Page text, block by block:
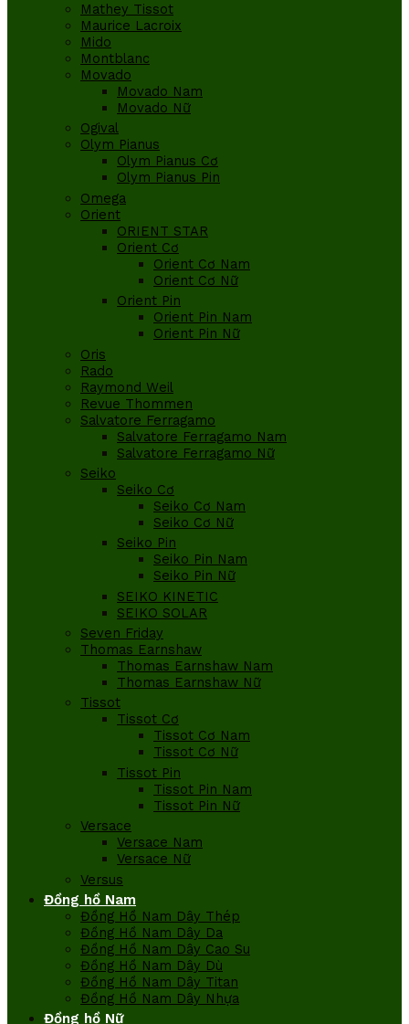
Mathey Tissot
Maurice Lacroix
Mido
Montblanc
Movado
Movado Nam
Movado Nữ
Ogival
Olym Pianus
Olym Pianus Cơ
Olym Pianus Pin
Omega
Orient
ORIENT STAR
Orient Cơ
Orient Cơ Nam
Orient Cơ Nữ
Orient Pin
Orient Pin Nam
Orient Pin Nữ
Oris
Rado
Raymond Weil
Revue Thommen
Salvatore Ferragamo
Salvatore Ferragamo Nam
Salvatore Ferragamo Nữ
Seiko
Seiko Cơ
Seiko Cơ Nam
Seiko Cơ Nữ
Seiko Pin
Seiko Pin Nam
Seiko Pin Nữ
SEIKO KINETIC
SEIKO SOLAR
Seven Friday
Thomas Earnshaw
Thomas Earnshaw Nam
Thomas Earnshaw Nữ
Tissot
Tissot Cơ
Tissot Cơ Nam
Tissot Cơ Nữ
Tissot Pin
Tissot Pin Nam
Tissot Pin Nữ
Versace
Versace Nam
Versace Nữ
Versus
Đồng hồ Nam
Đồng Hồ Nam Dây Thép
Đồng Hồ Nam Dây Da
Đồng Hồ Nam Dây Cao Su
Đồng Hồ Nam Dây Dù
Đồng Hồ Nam Dây Titan
Đồng Hồ Nam Dây Nhựa
Đồng hồ Nữ